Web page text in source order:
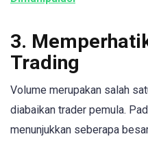
3.
Trading
Volume merupakan salah
diabaikan trader pemula.
menunjukkan seberapa